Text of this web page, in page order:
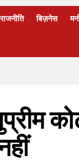
राजनीति बिज़नेस